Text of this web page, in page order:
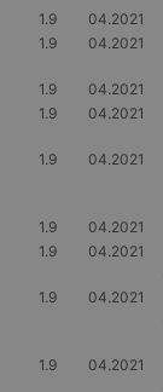
1.9 04.2021
1.9
04.2021
1.9
04.2021
1.9
04.2021
1.9
04.2021
1.9
04.2021
1.9
04.2021
1.9
04.2021
1.9
04.2021